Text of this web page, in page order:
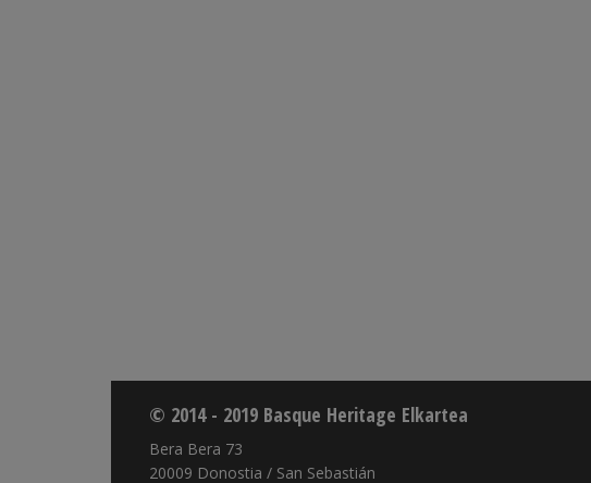
© 2014 - 2019 Basque Heritage Elkartea
Bera Bera 73
20009 Donostia / San Sebastián